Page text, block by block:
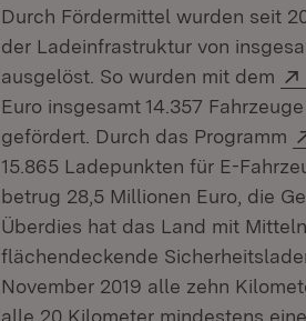
Durch Fördermittel wurden seit
der Ladeinfrastruktur von
ausgelöst. So wurden mit dem
Euro insgesamt 14.357
gefördert. Durch das Programm
15.865 Ladepunkten für E-
betrug 28,5 Millionen Euro, die
Überdies hat das Land mit
flächendeckende
November 2019 alle zehn
alle 20 Kilometer mindestens